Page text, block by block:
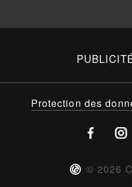
© 2026
Protection des